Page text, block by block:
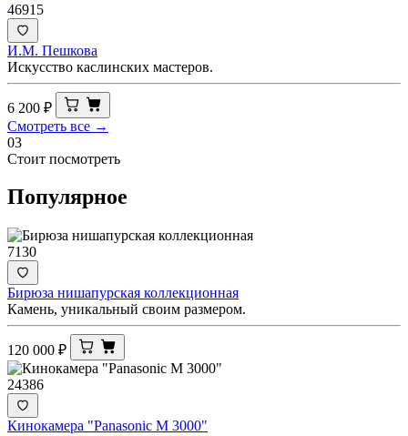
46915
И.М. Пешкова
Искусство каслинских мастеров.
6 200 ₽
Смотреть все →
03
Стоит посмотреть
Популярное
7130
Бирюза нишапурская коллекционная
Камень, уникальный своим размером.
120 000 ₽
24386
Кинокамера "Panasonic M 3000"